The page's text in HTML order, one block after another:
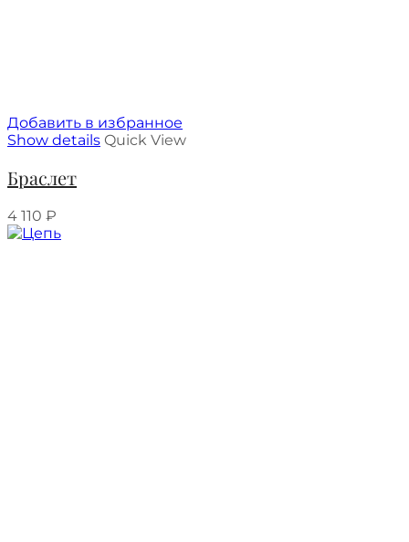
Добавить в избранное
Show details Quick View
Браслет
4 110 ₽